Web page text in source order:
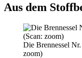
Aus dem
Die Brennessel
zoom)